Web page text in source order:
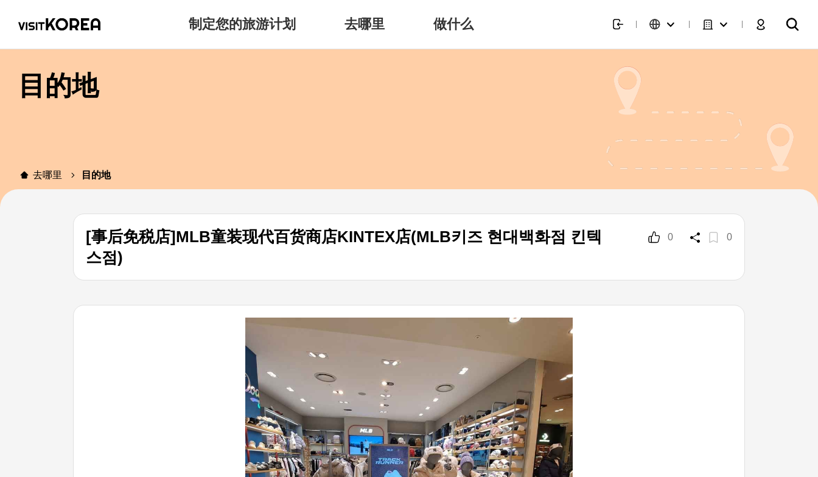
制定您的旅游计划 去哪里 做什么
目的地
去哪里 目的地
[事后免税店]MLB童装现代百货商店KINTEX店(MLB키즈 현대백화점 킨텍
스점)
0 0